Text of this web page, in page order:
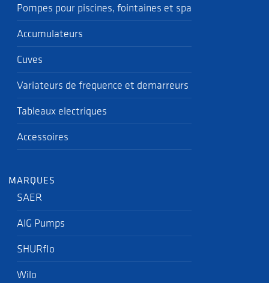
Pompes pour piscines, fointaines et spa
Accumulateurs
Cuves
Variateurs de frequence et demarreurs
Tableaux electriques
Accessoires
MARQUES
SAER
AIG Pumps
SHURflo
Wilo